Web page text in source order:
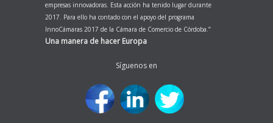
empresas innovadoras. Esta acción ha tenido lugar durante
2017. Para ello ha contado con el apoyo del programa
InnoCámaras 2017 de la Cámara de Comercio de Córdoba.’’
Una manera de hacer Europa
Síguenos en